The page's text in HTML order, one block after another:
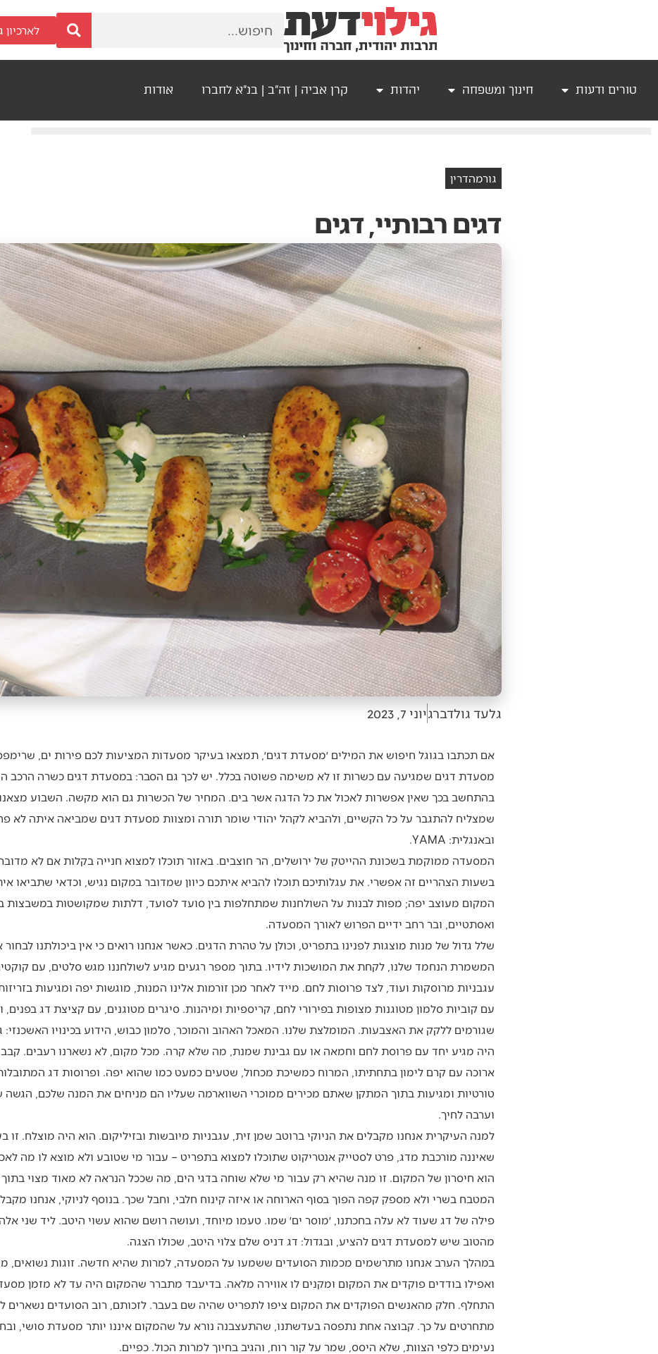
לארכיון
טורים ודעות חינוך ומשפחה יהדות קרן אביה | זה"ב | בנ"א לחברו אודות
גורמהדרין
דגים רבותיי, דגים
גלעד גולדברגיוני 7, 2023
אם תכתבו בגוגל חיפוש את המילים ׳מסעדת דגים׳, תמצאו בעיקר מסעדות המציעות לכם פירות ים,
מסעדת דגים שמגיעה עם כשרות זו לא משימה פשוטה בכלל. יש לכך גם הסבר: במסעדת דגים כשרה הרכב
בהתחשב בכך שאין אפשרות לאכול את כל הדגה אשר בים. המחיר של הכשרות גם הוא מקשה. השבוע מצאנו,
שמצליח להתגבר על כל הקשיים, ולהביא לקהל יהודי שומר תורה ומצוות מסעדת דגים שמביאה איתה לא
ובאנגלית: YAMA.
המסעדה ממוקמת בשכונת ההייטק של ירושלים, הר חוצבים. באזור תוכלו למצוא חנייה בקלות אם לא
בשעות הצהריים זה אפשרי. את עגלותיכם תוכלו להביא איתכם כיוון שמדובר במקום נגיש, וכדאי שתביאו
המקום מעוצב יפה; מפות לבנות על השולחנות שמתחלפות בין סועד לסועד, דלתות שמקושטות במשבצות
ואסתטיים, ובר רחב ידיים הפרוש לאורך המסעדה.
שלל גדול של מנות מוצגות לפנינו בתפריט, וכולן על טהרת הדגים. כאשר אנחנו רואים כי אין ביכולתנו
המשמרת הנחמד שלנו, לקחת את המושכות לידיו. בתוך מספר רגעים מגיע לשולחננו מגש סלטים, עם
עגבניות מרוסקות ועוד, לצד פרוסות לחם. מייד לאחר מכן זורמות אלינו המנות, מוגשות יפה ומגיעות
עם קוביות סלמון מטוגנות מצופות בפירורי לחם, קריספיות ומיהנות. סיגרים מטוגנים, עם קציצת דג בפנים,
שגורמים ללקק את האצבעות. המומלצת שלנו. המאכל האהוב והמוכר, סלמון כבוש, הידוע בכינויו
היה מגיע יחד עם פרוסת לחם וחמאה או עם גבינת שמנת, מה שלא קרה. מכל מקום, לא נשארנו רעבים.
ארוכה עם קרם לימון בתחתיתו, המרוח כמשיכת מכחול, שטעים כמעט כמו שהוא יפה. ופרוסות דג
טורטיות ומגיעות בתוך המתקן שאתם מכירים ממוכרי השווארמה שעליו הם מניחים את המנה שלכם, הגשה
וערבה לחיך.
למנה העיקרית אנחנו מקבלים את הניוקי ברוטב שמן זית, עגבניות מיובשות ובזיליקום. הוא היה מוצלח.
שאיננה מורכבת מדג, פרט לסטייק אנטריקוט שתוכלו למצוא בתפריט – עבור מי שטובע ולא מוצא לו מה
הוא חיסרון של המקום. זו מנה שהיא רק עבור מי שלא שוחה בדגי הים, מה שככל הנראה לא מאוד מצוי בתוך
המטבח בשרי ולא מספק קפה הפוך בסוף הארוחה או איזה קינוח חלבי, וחבל שכך. בנוסף לניוקי, אנחנו
פילה של דג שעוד לא עלה בחכתנו, ׳מוסר ים׳ שמו. טעמו מיוחד, ועושה רושם שהוא עשוי היטב. ליד שני אלה,
מהטוב שיש למסעדת דגים להציע, ובגדול: דג דניס שלם צלוי היטב, שכולו הצגה.
במהלך הערב אנחנו מתרשמים מכמות הסועדים ששמעו על המסעדה, למרות שהיא חדשה. זוגות נשואים,
ואפילו בודדים פוקדים את המקום ומקנים לו אווירה מלאה. בדיעבד מתברר שהמקום היה עד לא מזמן
התחלף. חלק מהאנשים הפוקדים את המקום ציפו לתפריט שהיה שם בעבר. לזכותם, רוב הסועדים נשארים
מתחרטים על כך. קבוצה אחת נתפסה בעדשתנו, שהתעצבנה נורא על שהמקום איננו יותר מסעדת סושי,
נעימים כלפי הצוות, שלא היסס, שמר על קור רוח, והגיב בחיוך למרות הכול. כפיים.